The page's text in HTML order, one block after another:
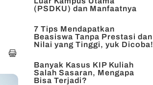
(PSDKU) dan Manfaatnya
7 Tips Mendapatkan
Beasiswa Tanpa Prestasi dan
Nilai yang Tinggi, yuk Dicoba!
Banyak Kasus KIP Kuliah
Salah Sasaran, Mengapa
Bisa Terjadi?